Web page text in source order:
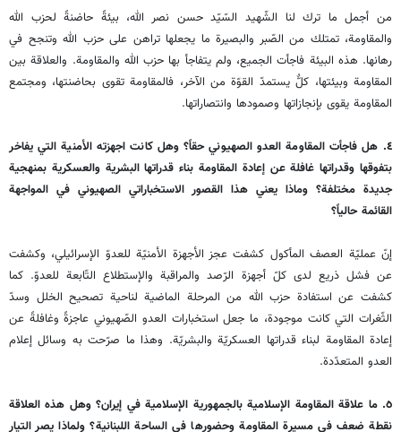
من أجمل ما ترك لنا الشّهيد السّيّد حسن نصر الله، بيئةً حاضنةً لحزب الله
والمقاومة، تمتلك من الصّبر والبصيرة ما يجعلها تراهن على حزب الله وتنجح في
رهانها. هذه البيئة فاجأت الجميع، ولم يتفاجأ بها حزب الله والمقاومة. والعلاقة بين
المقاومة وبيئتها، كلٌّ يستمدّ القوّة من الآخر، فالمقاومة تقوى بحاضنتها، ومجتمع
المقاومة يقوى بإنجازاتها وصمودها وانتصاراتها.
٤. هل فاجأت المقاومة العدو الصهيوني حقاً؟ وهل كانت اجهزته الأمنية التي يفاخر
بتفوقها وقدراتها غافلة عن إعادة المقاومة بناء قدراتها البشرية والعسكرية بمنهجية
جديدة مختلفة؟ وماذا يعني هذا القصور الاستخباراتي الصهيوني في المواجهة
القائمة حالياً؟
إنّ عمليّة العصف المأكول كشفت عجز الأجهزة الأمنيّة للعدوّ الإسرائيلي، وكشفت
عن فشل ذريع لدى كلّ أجهزة الرّصد والمراقبة والإستطلاع التّابعة للعدوّ. كما
كشفت عن استفادة حزب الله من المرحلة الماضية لناحية تصحيح الخلل وسدّ
الثّغرات التي كانت موجودة، ما جعل استخبارات العدو الصّهيوني عاجزةً وغافلةً عن
إعادة المقاومة لبناء قدراتها العسكريّة والبشريّة. وهذا ما صرّحت به وسائل إعلام
العدو المتعدّدة.
٥. ما علاقة المقاومة الإسلامية بالجمهورية الإسلامية في إيران؟ وهل هذه العلاقة
نقطة ضعف في مسيرة المقاومة وحضورها في الساحة اللبنانية؟ ولماذا يصر التيار